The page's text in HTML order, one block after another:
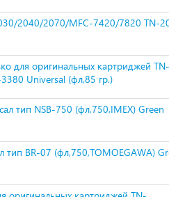
2040/2070/MFC-7420/7820 TN-
для оригинальных картриджей TN-
Universal (фл,85 гр.)
тип NSB-750 (фл,750,IMEX) Green
тип BR-07 (фл,750,TOMOEGAWA)